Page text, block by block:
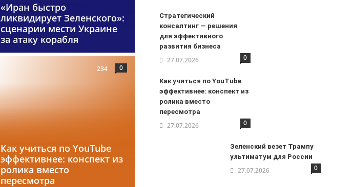
«Иран быстро
ликвидирует Зеленского»:
сценарии мести Украине
за атаку корабля
Как учиться по YouTube
эффективнее: конспект из
ролика вместо
пересмотра
234 0
Стратегический
консалтинг — решения
для эффективного
развития бизнеса
27.07.2026 0
Как учиться по YouTube
эффективнее: конспект из
ролика вместо
пересмотра
27.07.2026 0
Зеленский везет Трампу
ультиматум для России
27.07.2026 0